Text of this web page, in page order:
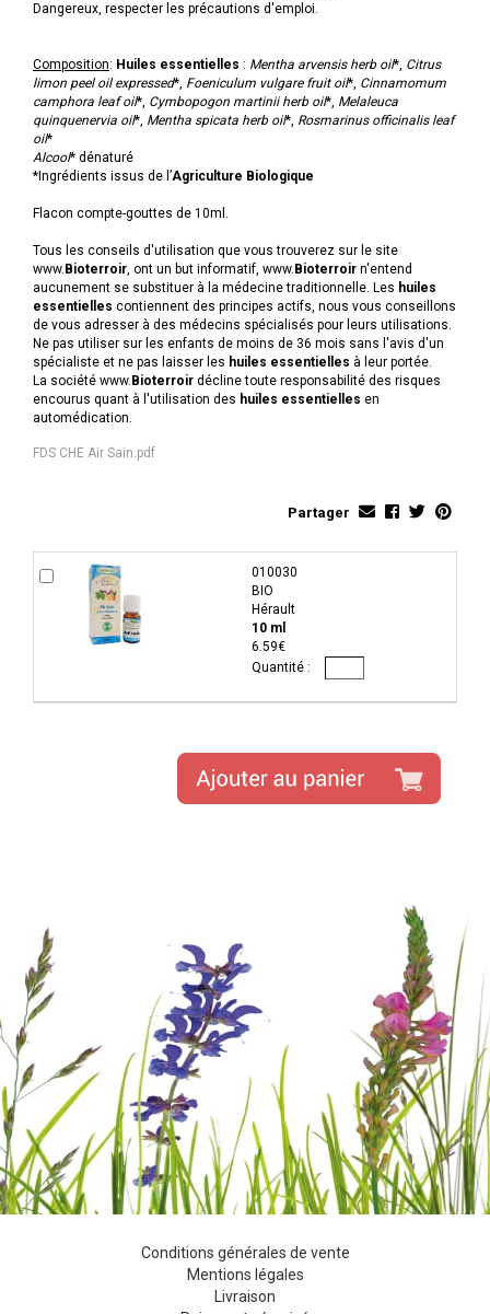
Dangereux, respecter les précautions d'emploi.
Composition: Huiles essentielles : Mentha arvensis herb oil*, Citrus
limon peel oil expressed*, Foeniculum vulgare fruit oil*, Cinnamomum
camphora leaf oil*, Cymbopogon martinii herb oil*, Melaleuca
quinquenervia oil*, Mentha spicata herb oil*, Rosmarinus officinalis leaf
oil*
Alcool* dénaturé
*Ingrédients issus de l’Agriculture Biologique
Flacon compte-gouttes de 10ml.
Tous les conseils d'utilisation que vous trouverez sur le site
www. Bioterroir, ont un but informatif, www. Bioterroir n'entend
aucunement se substituer à la médecine traditionnelle. Les huiles
essentielles contiennent des principes actifs, nous vous conseillons
de vous adresser à des médecins spécialisés pour leurs utilisations.
Ne pas utiliser sur les enfants de moins de 36 mois sans l'avis d'un
spécialiste et ne pas laisser les huiles essentielles à leur portée.
La société www. Bioterroir décline toute responsabilité des risques
encourus quant à l'utilisation des huiles essentielles en
automédication.
FDS CHE Air Sain.pdf
Partager
010030
BIO
Hérault
10 ml
6.59€
Conditions générales de vente
Mentions légales
Livraison